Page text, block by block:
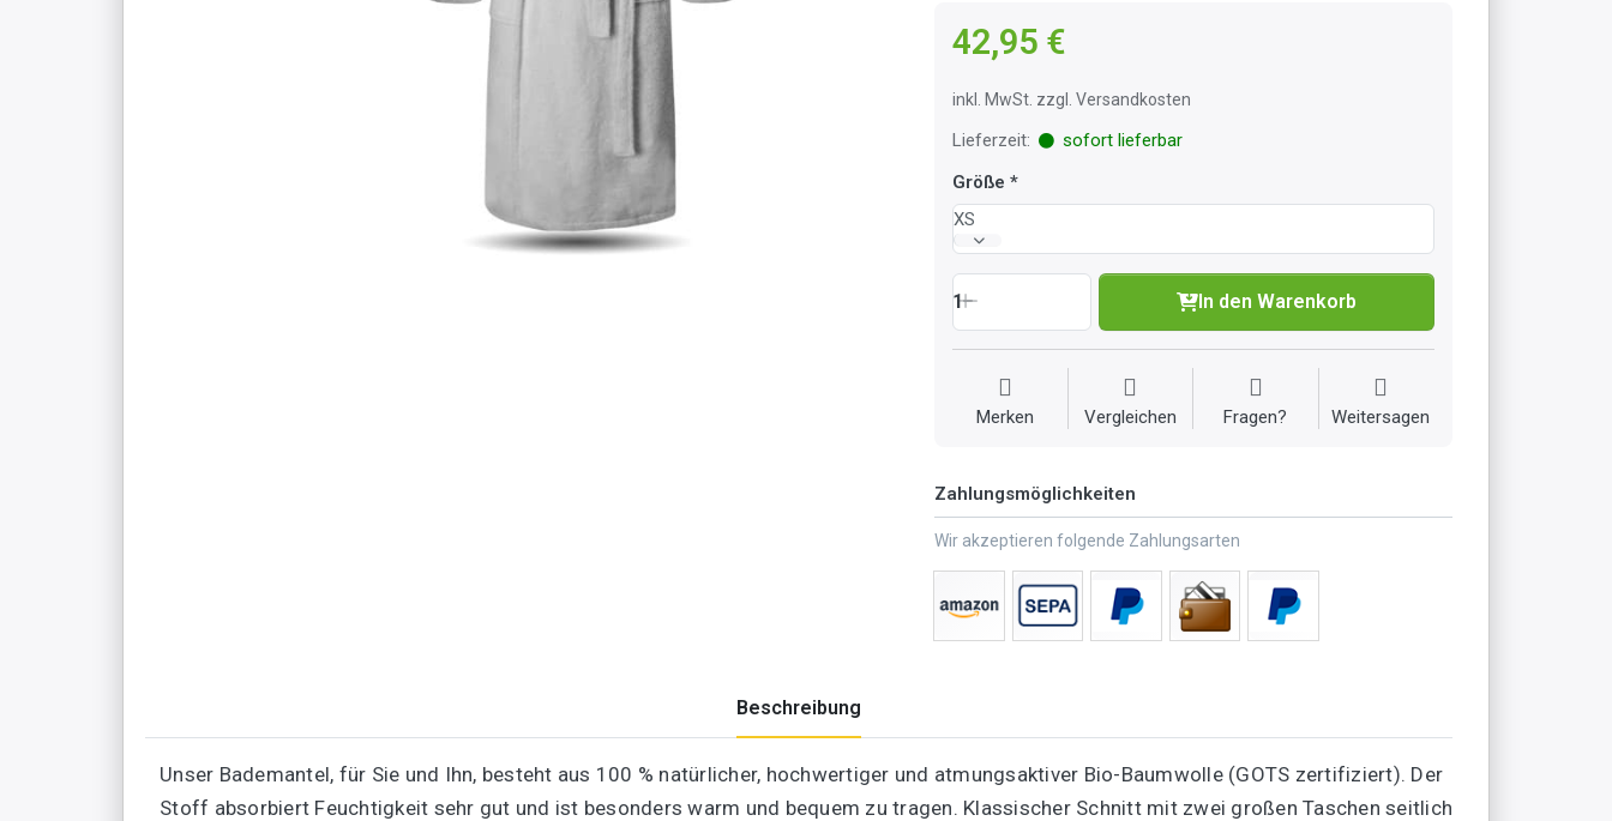
42,95 €
inkl. MwSt. zzgl. Versandkosten
Lieferzeit:
sofort lieferbar
Größe
XS
1 In den Warenkorb
Merken Vergleichen Fragen? Weitersagen
Zahlungsmöglichkeiten
Wir akzeptieren folgende Zahlungsarten
Beschreibung
Unser Bademantel, für Sie und Ihn, besteht aus 100 % natürlicher, hochwertiger und atmungsaktiver Bio-Baumwolle (GOTS zertifiziert). Der
Stoff absorbiert Feuchtigkeit sehr gut und ist besonders warm und bequem zu tragen. Klassischer Schnitt mit zwei großen Taschen seitlich